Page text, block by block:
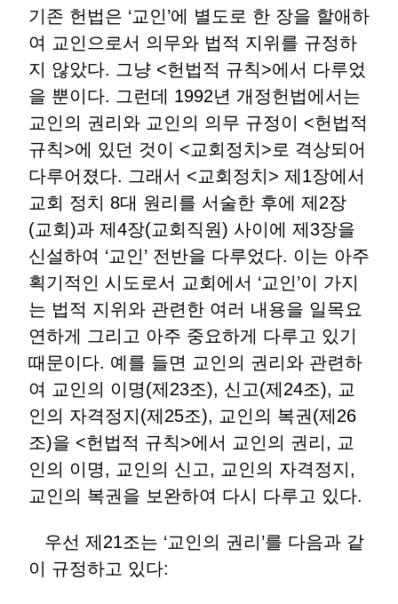
기존 헌법은 ‘교인’에 별도로 한 장을 할애하
여 교인으로서 의무와 법적 지위를 규정하
지 않았다. 그냥 <헌법적 규칙>에서 다루었
을 뿐이다. 그런데 1992년 개정헌법에서는
교인의 권리와 교인의 의무 규정이 <헌법적
규칙>에 있던 것이 <교회정치>로 격상되어
다루어졌다. 그래서 <교회정치> 제1장에서
교회 정치 8대 원리를 서술한 후에 제2장
(교회)과 제4장(교회직원) 사이에 제3장을
신설하여 ‘교인’ 전반을 다루었다. 이는 아주
획기적인 시도로서 교회에서 ‘교인’이 가지
는 법적 지위와 관련한 여러 내용을 일목요
연하게 그리고 아주 중요하게 다루고 있기
때문이다. 예를 들면 교인의 권리와 관련하
여 교인의 이명(제23조), 신고(제24조), 교
인의 자격정지(제25조), 교인의 복권(제26
조)을 <헌법적 규칙>에서 교인의 권리, 교
인의 이명, 교인의 신고, 교인의 자격정지,
교인의 복권을 보완하여 다시 다루고 있다.
우선 제21조는 ‘교인의 권리’를 다음과 같
이 규정하고 있다: